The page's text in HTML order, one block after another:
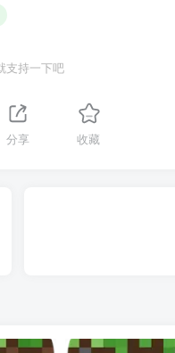
支持一下吧
分享 收藏